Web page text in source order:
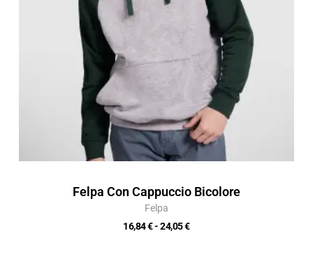
Felpa Con Cappuccio Bicolore
Felpa
16,84€- 24,05€